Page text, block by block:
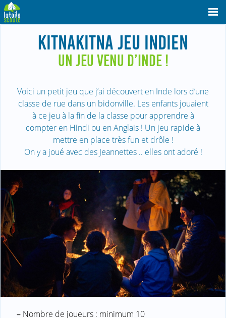
KITNAKITNA JEU INDIEN
UN JEU VENU D’INDE !
Voici un petit jeu que j’ai découvert en Inde lors d’une
classe de rue dans un bidonville. Les enfants jouaient
à ce jeu à la fin de la classe pour apprendre à
compter en Hindi ou en Anglais ! Un jeu rapide à
mettre en place très fun et drôle !
On y a joué avec des Jeannettes .. elles ont adoré !
– Nombre de joueurs : minimum 10